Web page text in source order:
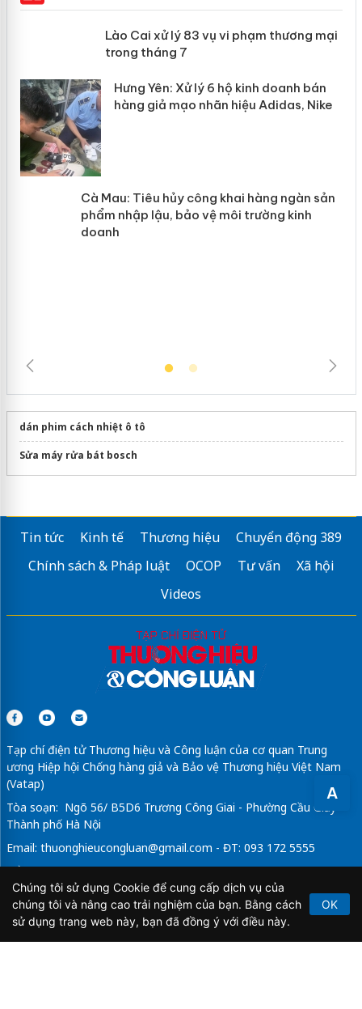
A
Lào Cai xử lý 83 vụ vi phạm thương
mại trong tháng 7
dán phim cách nhiệt ô tô
Sửa máy rửa bát bosch
Tin tức Kinh tế Thương hiệu
Chuyển động 389
Chính sách & Pháp luật
OCOP Tư vấn
Xã hội
Videos
Tạp chí điện tử Thương hiệu và Công luận của cơ quan Trung
ương Hiệp hội Chống hàng giả và Bảo vệ Thương hiệu Việt Nam
(Vatap)
Tòa soạn: Ngõ 56/ B5D6 Trương Công Giai - Phường Cầu Giấy -
Thành phố Hà Nội
Email: thuonghieucongluan@gmail.com - ĐT: 093 172 5555
Tổng Biên Tập: Vũ Đức Thuận
Giấy phép hoạt động báo chí điện tử số 64/GP-BTTTT do Bộ
Thông tin và Truyền thông cấp ngày 21/2/2020.
Chúng tôi sử dụng Cookie để cung cấp dịch vụ của
chúng tôi và nâng cao trải nghiệm của bạn. Bằng cách
sử dụng trang web này, bạn đã đồng ý với điều này.
OK